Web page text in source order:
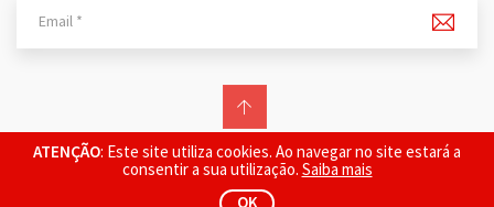
ATENÇÃO: Este site utiliza cookies. Ao navegar no site estará a
consentir a sua utilização. Saiba mais
OK
© 2026 FPAS. Todos os direitos reservados.